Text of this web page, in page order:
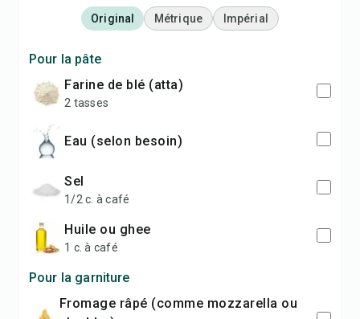
Original Métrique Impérial
Pour la pâte
farine de blé (atta)
2 tasses
eau (selon besoin)
sel
1/2 c. à café
huile ou ghee
1 c. à café
Pour la garniture
fromage râpé (comme mozzarella ou